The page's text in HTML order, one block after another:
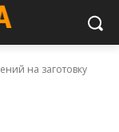
на заготовку